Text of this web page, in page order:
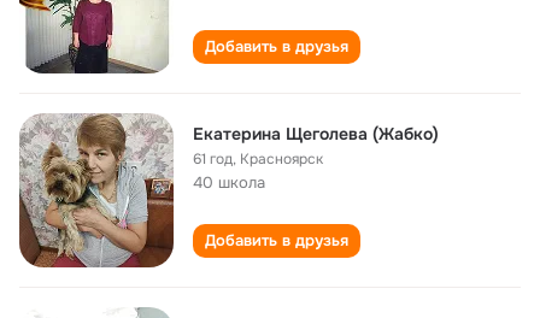
Добавить в друзья
Екатерина Щеголева (Жабко)
61 год, Красноярск
40 школа
Добавить в друзья